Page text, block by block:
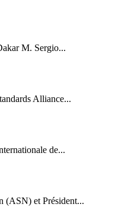
M. Sergio...
Alliance...
de...
(ASN) et Président...